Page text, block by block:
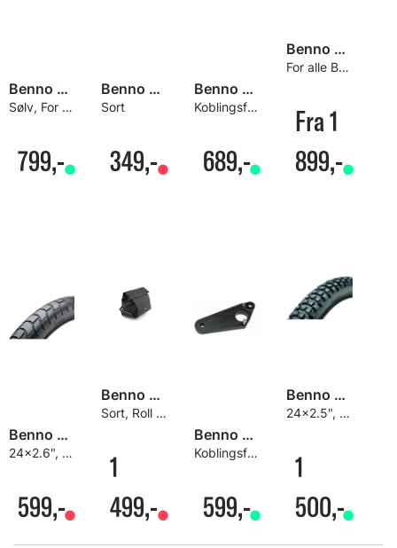
Benno Ballooner Rear Rack Bagasjebrett
Sølv, For V-brems
799,-
Benno Leather Mud Flap
Sort
349,-
Benno Boost hengerfeste for Thule Vogner
Koblingsfeste for Thule Chariot Vogner
689,-
Benno Sport Front Tray
For alle Benno Bikes
Fra 1
899,-
Benno Dual Sport Dekk 24"
24x2.6", For Boost E/Carry On
599,-
Benno Front Tray Styreveske
Sort, Roll top
1
499,-
Benno Boost hengerfeste for Thule Vogner
Koblingsfeste for Thule Chariot Vogner
599,-
Benno Studded 24" Piggdekk
24x2.5", 282 pigger, Boost E/Carry On
1
500,-